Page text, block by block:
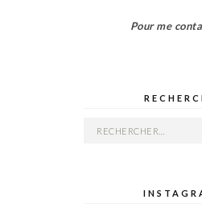
Pour me
Rechercher :